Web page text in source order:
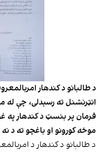
د طالبانو د کندهار
انټرنشنل ته رسېدلی، چې له
فرمان پر بنسټ د کندهار په
موخه کورونو او باغچو ته د
د طالبانو د کندهار د